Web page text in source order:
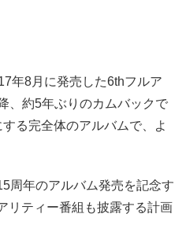
年8月に発売した6thフルア
、約5年ぶりのカムバックで
る完全体のアルバムで、よ
周年のアルバム発売を記念す
リティー番組も披露する計画